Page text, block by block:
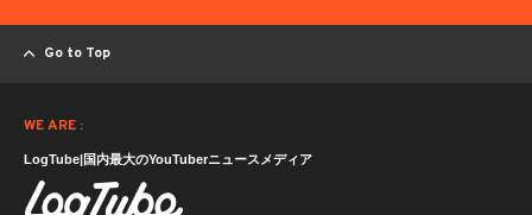
Go to Top
WE ARE :
LogTube|国内最大のYouTuberニュースメディア